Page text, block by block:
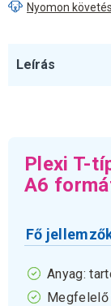
Nyomon követés
Leírás
Plexi T-
A6
Fő
Anyag:
Megfelelő